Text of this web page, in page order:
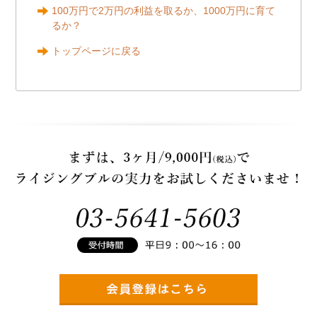
100万円で2万円の利益を取るか、1000万円に育て
るか？
トップページに戻る